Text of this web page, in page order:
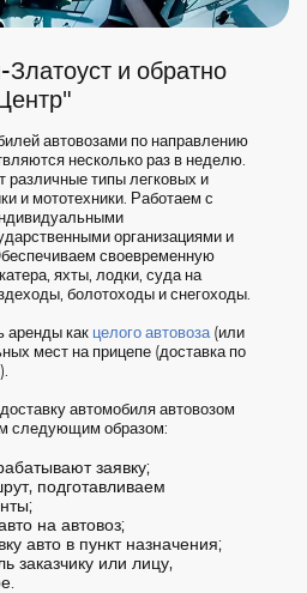
и обратно
автовозами по направлению
несколько раз в неделю.
различные типы легковых и
и мототехники. Работаем с
организациями и
своевременную
яхты, лодки, суда на
болотоходы и снегоходы.
аренды как целого автовоза(или
мест на прицепе (доставка по
автомобиля автовозом
следующим образом:
заявку;
подготавливаем
на автовоз;
авто в пункт назначения;
заказчику или лицу,